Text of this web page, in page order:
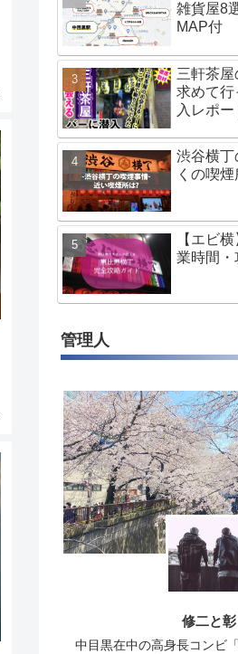
雑貨屋8
MAP付
三軒茶
求めて行
入レポー
渋谷横丁
くの喫煙
【エビ
業時間・
管理人
修二と彰
中目黒在中の高身長コンビ